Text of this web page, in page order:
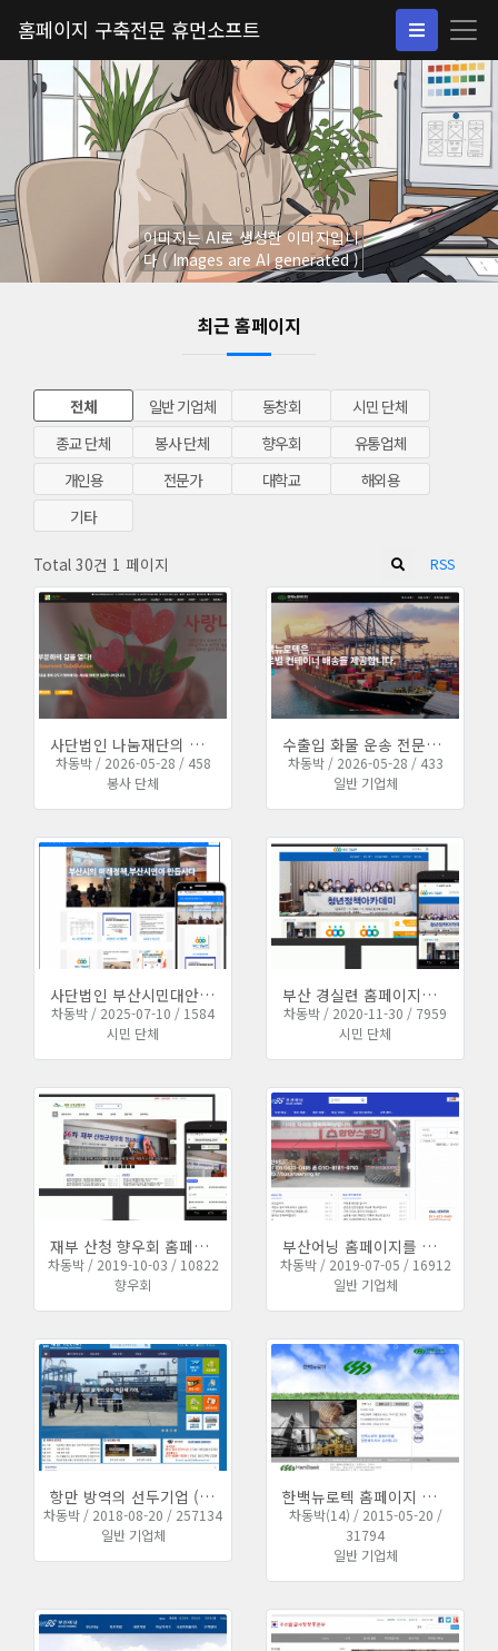
홈페이지 구축전문 휴먼소프트
이미지는 AI로 생성한 이미지입니
다 ( Images are AI generated )
최근 홈페이지
전체 일반 기업체 동창회
시민 단체
종교 단체
봉사 단체 향우회
유통업체
개인용
전문가 대학교
해외용
기타
Total 30건 1 페이지 RSS
사단법인 나눔재단의 홈페이지의 이전 및 재구축을 완료하였습니다.
차동박 / 2026-05-28 / 458
봉사 단체
수출입 화물 운송 전문업체 한백뉴로텍의 홈페이지 전체 재구축 작업을 완료하였습니다.
차동박 / 2026-05-28 / 433
일반 기업체
사단법인 부산시민대안정책 연구소 홈페이지 신규 구축
차동박 / 2025-07-10 / 1584
시민 단체
부산 경실련 홈페이지를 반응형으로 리뉴얼하였습니다.
차동박 / 2020-11-30 / 7959
시민 단체
재부 산청 향우회 홈페이지 전면 재구축을 진행하였습니다.
차동박 / 2019-10-03 / 10822
향우회
부산어닝 홈페이지를 업그레이드 하였습니다.
차동박 / 2019-07-05 / 16912
일반 기업체
항만 방역의 선두기업 (주)대한 TEC 홈페이지 신규 제작 구축
차동박 / 2018-08-20 / 257134
일반 기업체
한백뉴로텍 홈페이지 이전받아서 유지보수를 하게 되었습니다.
차동박(14) / 2015-05-20 /
31794
일반 기업체